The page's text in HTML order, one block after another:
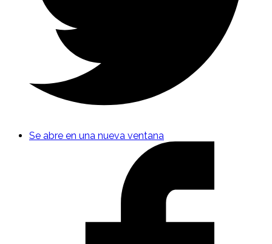
Se abre en una nueva ventana